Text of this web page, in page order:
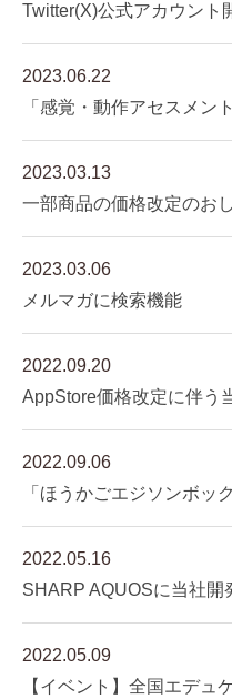
Twitter(X)公式アカウント
2023.06.22
「感覚・動作アセスメン
2023.03.13
一部商品の価格改定のお
2023.03.06
メルマガに検索機能
2022.09.20
AppStore価格改定に伴う
2022.09.06
「ほうかごエジソンボッ
2022.05.16
SHARP AQUOSに当社開
2022.05.09
【イベント】全国エデュ